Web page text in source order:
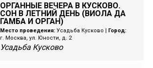
ОРГАННЫЕ ВЕЧЕРА В КУСКОВО.
СОН В ЛЕТНИЙ ДЕНЬ (ВИОЛА ДА
ГАМБА И ОРГАН)
Место проведения: Усадьба Кусково | Город:
г. Москва, ул. Юности, д. 2
Усадьба Кусково